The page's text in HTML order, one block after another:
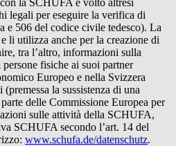
legali per eseguire la verifica di
e 506 del codice civile tedesco). La
li utilizza anche per la creazione di
tra l’altro, informazioni sulla
fisiche ai suoi partner
Europeo e nella Svizzera
la sussistenza di una
delle Commissione Europea per
sulle attività della SCHUFA,
SCHUFA secondo l’art. 14 del
www.schufa.de/datenschutz.